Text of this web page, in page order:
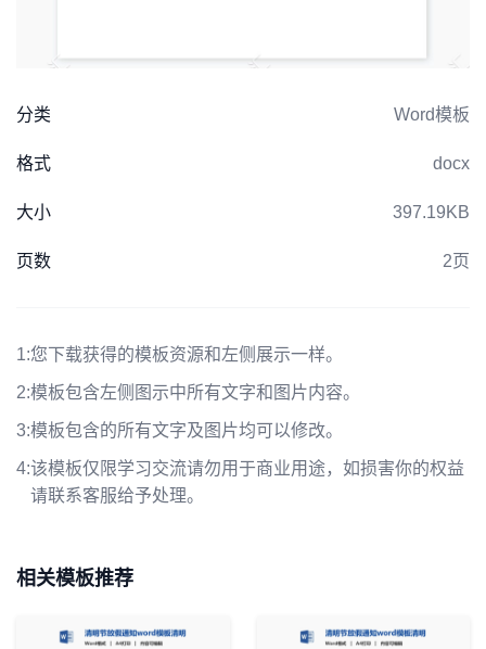
分类 Word模板
格式 docx
大小 397.19KB
页数 2页
1:您下载获得的模板资源和左侧展示一样。
2:模板包含左侧图示中所有文字和图片内容。
3:模板包含的所有文字及图片均可以修改。
4:该模板仅限学习交流请勿用于商业用途，如损害你的权益
请联系客服给予处理。
相关模板推荐